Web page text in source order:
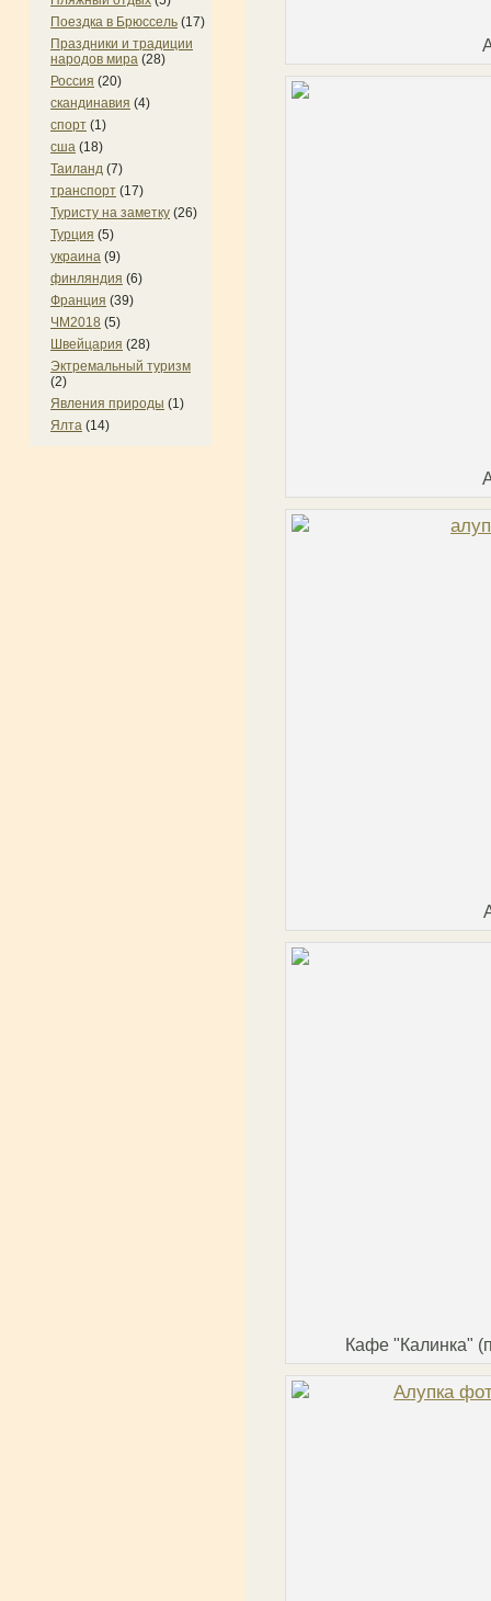
Поездка в Брюссель (17)
Праздники и традиции
народов мира (28)
Россия (20)
скандинавия (4)
спорт (1)
сша (18)
Таиланд (7)
транспорт (17)
Туристу на заметку (26)
Турция (5)
украина (9)
финляндия (6)
Франция (39)
ЧМ2018 (5)
Швейцария (28)
Эктремальный туризм
(2)
Явления природы (1)
Ялта (14)
Кафе "Калинка"